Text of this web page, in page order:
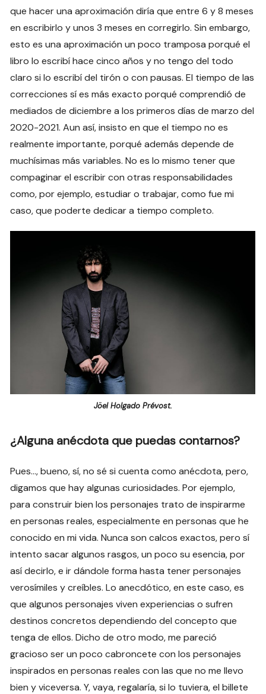
que hacer una aproximación diría que entre 6 y 8 meses
en escribirlo y unos 3 meses en corregirlo. Sin embargo,
esto es una aproximación un poco tramposa porqué el
libro lo escribí hace cinco años y no tengo del todo
claro si lo escribí del tirón o con pausas. El tiempo de las
correcciones sí es más exacto porqué comprendió de
mediados de diciembre a los primeros días de marzo del
2020-2021. Aun así, insisto en que el tiempo no es
realmente importante, porqué además depende de
muchísimas más variables. No es lo mismo tener que
compaginar el escribir con otras responsabilidades
como, por ejemplo, estudiar o trabajar, como fue mi
caso, que poderte dedicar a tiempo completo.
Jöel Holgado Prévost.
¿Alguna anécdota que puedas contarnos?
Pues…, bueno, sí, no sé si cuenta como anécdota, pero,
digamos que hay algunas curiosidades. Por ejemplo,
para construir bien los personajes trato de inspirarme
en personas reales, especialmente en personas que he
conocido en mi vida. Nunca son calcos exactos, pero sí
intento sacar algunos rasgos, un poco su esencia, por
así decirlo, e ir dándole forma hasta tener personajes
verosímiles y creíbles. Lo anecdótico, en este caso, es
que algunos personajes viven experiencias o sufren
destinos concretos dependiendo del concepto que
tenga de ellos. Dicho de otro modo, me pareció
gracioso ser un poco cabroncete con los personajes
inspirados en personas reales con las que no me llevo
bien y viceversa. Y, vaya, regalaría, si lo tuviera, el billete